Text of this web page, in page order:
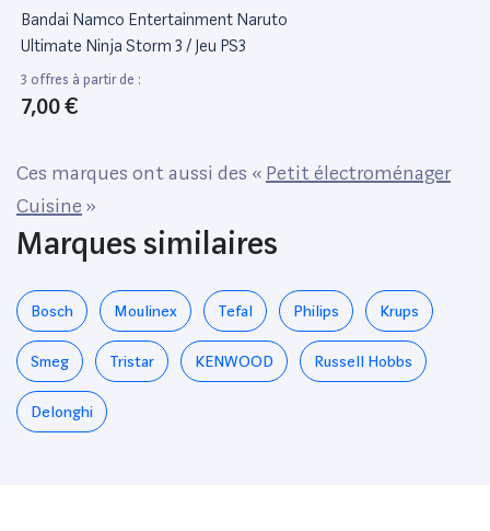
Jouets
Bandai Namco Entertainment Naruto
Ultimate Ninja Storm 3 / Jeu PS3
3 offres à partir de :
7,00 €
Ces marques ont aussi des « Petit électroménager
Cuisine »
Marques similaires
Bosch Moulinex Tefal Philips Krups
Smeg Tristar KENWOOD Russell Hobbs
Delonghi